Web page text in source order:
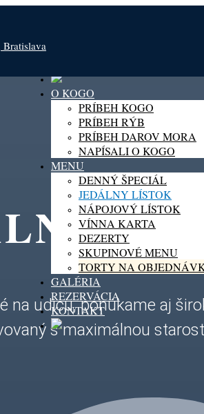
Bratislava
O KOGO
PRÍBEH KOGO
PRÍBEH RÝB
PRÍBEH DAROV MORA
NAPÍSALI O KOGO
MENU
DENNÝ ŠPECIÁL
JEDÁLNY LÍSTOK
NÁPOJOVÝ LÍSTOK
VÍNNA KARTA
DEZERTY
SKUPINOVÉ MENU
TORTY NA
GALÉRIA
REZERVÁCIA
KONTAKT
udicu, ponúkame aj
s maximálnou